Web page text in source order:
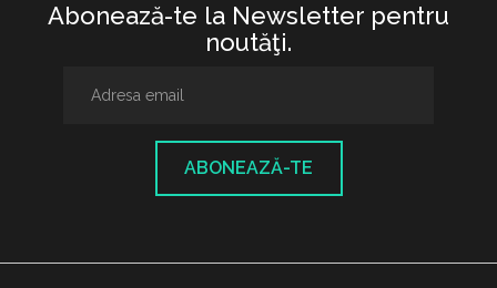
Abonează-te la Newsletter pentru
noutăţi.
ABONEAZĂ-TE